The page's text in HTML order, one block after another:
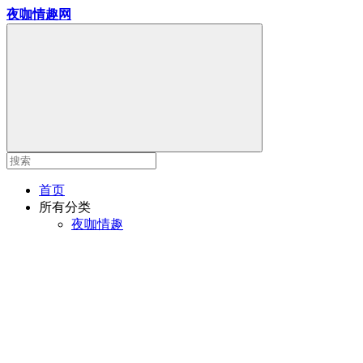
夜咖情趣网
首页
所有分类
夜咖情趣